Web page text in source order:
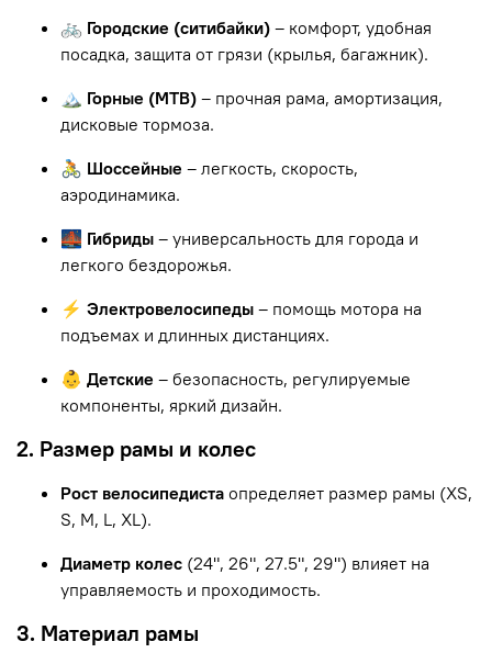
🚲 Городские (ситибайки) – комфорт, удобная
посадка, защита от грязи (крылья, багажник).
🏔 Горные (MTB) – прочная рама, амортизация,
дисковые тормоза.
🚴 Шоссейные – легкость, скорость,
аэродинамика.
🌉 Гибриды – универсальность для города и
легкого бездорожья.
⚡ Электровелосипеды – помощь мотора на
подъемах и длинных дистанциях.
👶 Детские – безопасность, регулируемые
компоненты, яркий дизайн.
2. Размер рамы и колес
Рост велосипедиста определяет размер рамы (XS,
S, M, L, XL).
Диаметр колес (24", 26", 27.5", 29") влияет на
управляемость и проходимость.
3. Материал рамы